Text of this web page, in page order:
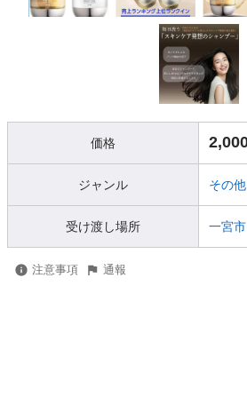
価格
ジャンル その他
受け渡し場所 一宮市
注意事項 通報